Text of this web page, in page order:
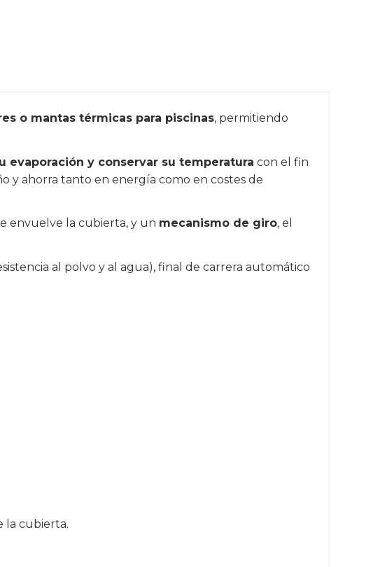
o mantas térmicas para piscinas, permitiendo
y conservar su temperatura con el fin
y ahorra tanto en energía como en costes de
envuelve la cubierta, y un mecanismo de giro, el
al polvo y al agua), final de carrera automático
la cubierta.